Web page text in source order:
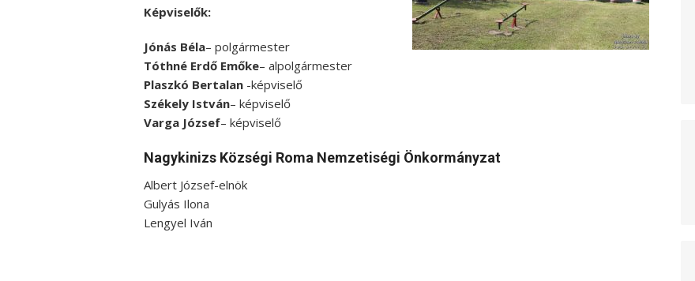
Képviselők:
Jónás Béla– polgármester
Tóthné Erdő Emőke– alpolgármester
Plaszkó Bertalan -képviselő
Székely István– képviselő
Varga József– képviselő
Nagykinizs Községi Roma Nemzetiségi Önkormányzat
Albert József-elnök
Gulyás Ilona
Lengyel Iván